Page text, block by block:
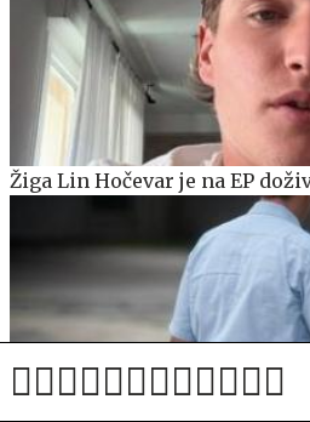
Žiga Lin Hočevar je na EP